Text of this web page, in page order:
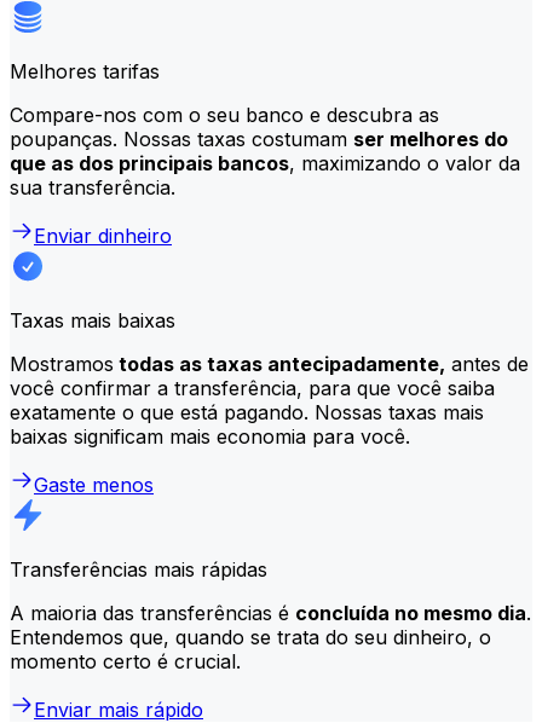
Melhores tarifas
Compare-nos com o seu banco e descubra as
poupanças. Nossas taxas costumam ser melhores do
que as dos principais bancos, maximizando o valor da
sua transferência.
Enviar dinheiro
Taxas mais baixas
Mostramos todas as taxas antecipadamente, antes de
você confirmar a transferência, para que você saiba
exatamente o que está pagando. Nossas taxas mais
baixas significam mais economia para você.
Gaste menos
Transferências mais rápidas
A maioria das transferências é concluída no mesmo dia.
Entendemos que, quando se trata do seu dinheiro, o
momento certo é crucial.
Enviar mais rápido